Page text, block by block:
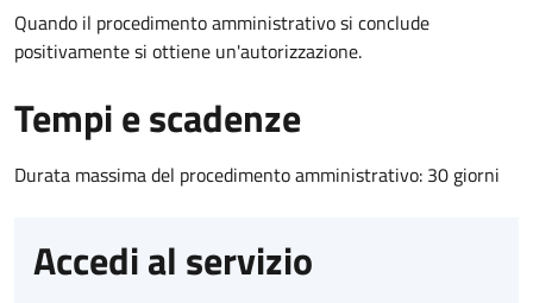
Quando il procedimento amministrativo si conclude
positivamente si ottiene un'autorizzazione.
Tempi e scadenze
Durata massima del procedimento amministrativo: 30 giorni
Accedi al servizio